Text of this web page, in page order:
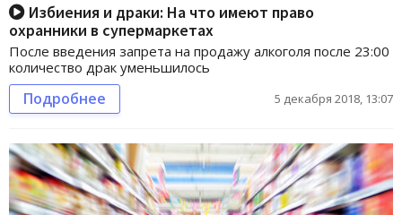
Избиения и драки: На что имеют право
охранники в супермаркетах
После введения запрета на продажу алкоголя после 23:00
количество драк уменьшилось
Подробнее 5 декабря 2018, 13:07